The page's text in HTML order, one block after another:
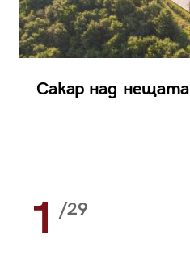
Сакар над нещата
1 /29